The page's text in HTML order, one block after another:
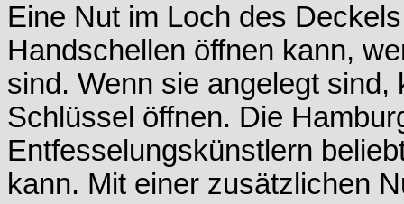
Eine Nut im Loch des
Handschellen öffnen kann,
sind. Wenn sie angelegt
Schlüssel öffnen. Die
Entfesselungskünstlern
kann. Mit einer zusätzlichen